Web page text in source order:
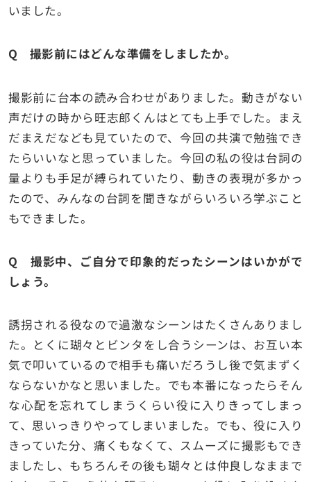
いました。
Q 撮影前にはどんな準備をしましたか。
撮影前に台本の読み合わせがありました。動きがない
声だけの時から旺志郎くんはとても上手でした。まえ
だまえだなども見ていたので、今回の共演で勉強でき
たらいいなと思っていました。今回の私の役は台詞の
量よりも手足が縛られていたり、動きの表現が多かっ
たので、みんなの台詞を聞きながらいろいろ学ぶこと
もできました。
Q 撮影中、ご自分で印象的だったシーンはいかがで
しょう。
誘拐される役なので過激なシーンはたくさんありまし
た。とくに瑚々とビンタをし合うシーンは、お互い本
気で叩いているので相手も痛いだろうし後で気まずく
ならないかなと思いました。でも本番になったらそん
な心配を忘れてしまうくらい役に入りきってしまっ
て、思いっきりやってしまいました。でも、役に入り
きっていた分、痛くもなくて、スムーズに撮影もでき
ましたし、もちろんその後も瑚々とは仲良しなままで